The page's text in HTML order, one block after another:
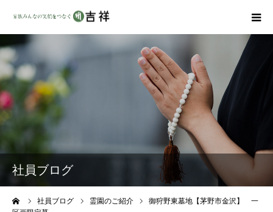
社員ブログ
社員ブログ 霊園のご紹介
御狩野東墓地【茅野市金沢】 一
商品ラインナップ
墓地・霊園を探す
吉祥の特徴